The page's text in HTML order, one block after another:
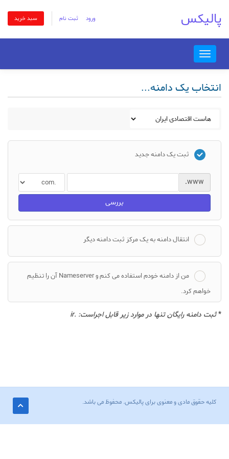
ورود ثبت نام سبد خرید پالیکس
Toggle
navigation
انتخاب یک دامنه...
ثبت یک دامنه جدید
www.
بررسی
انتقال دامنه به یک مرکز ثبت دامنه دیگر
من از دامنه خودم استفاده می کنم و Nameserver آن را تنظیم
خواهم کرد.
*ثبت دامنه رایگان تنها در موارد زیر قابل اجراست: .ir
کلیه حقوق مادی و معنوی برای پالیکس. محفوظ می باشد.